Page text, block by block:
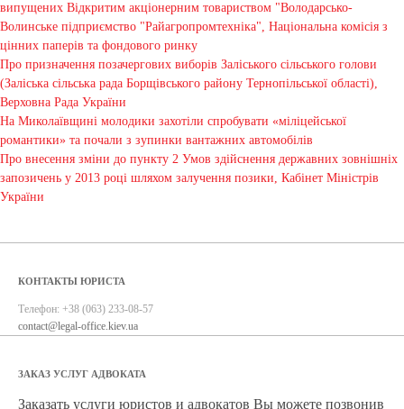
випущених Відкритим акціонерним товариством "Володарсько-
Волинське підприємство "Райагропромтехніка", Національна комісія з
цінних паперів та фондового ринку
Про призначення позачергових виборів Заліського сільського голови
(Заліська сільська рада Борщівського району Тернопільської області),
Верховна Рада України
На Миколаївщині молодики захотіли спробувати «міліцейської
романтики» та почали з зупинки вантажних автомобілів
Про внесення зміни до пункту 2 Умов здійснення державних зовнішніх
запозичень у 2013 році шляхом залучення позики, Кабінет Міністрів
України
КОНТАКТЫ ЮРИСТА
Телефон: +38 (063) 233-08-57
contact@legal-office.kiev.ua
ЗАКАЗ УСЛУГ АДВОКАТА
Заказать услуги юристов и адвокатов Вы можете позвонив